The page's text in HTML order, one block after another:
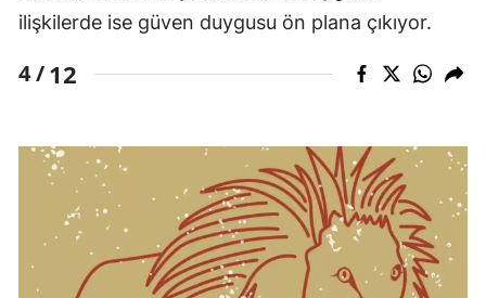
ilişkilerde ise güven duygusu ön plana çıkıyor.
4 /12